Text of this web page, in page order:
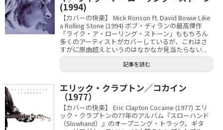
(1994)
【カバーの快楽】 Mick Ronson ft. David Bowie Like
a Rolling Stone (1994) ボブ・ディランの最高傑作
「ライク・ア・ローリング・ストーン」ももちろん
多くのアーティストがカバーしているが、これはさ
すがに原曲超えというのはなかなか見当たらない...
記事を読む
エリック・クラプトン／コカイン
（1977）
【カバーの快楽】 Eric Clapton Cocaine (1977) エリ
ック・クラプトンの77年のアルバム『スローハンド
（Slowhand）』のオープニング・トラック。ギタ